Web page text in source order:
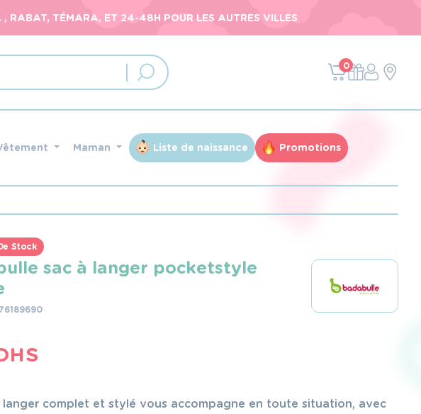
RABAT, TÉMARA, ET 24-48H POUR LES AUTRES VILLES
0
Maman Liste de naissance Promotions
Stock
sac à langer pocketstyle
langer complet et stylé vous accompagne en toute situation, avec